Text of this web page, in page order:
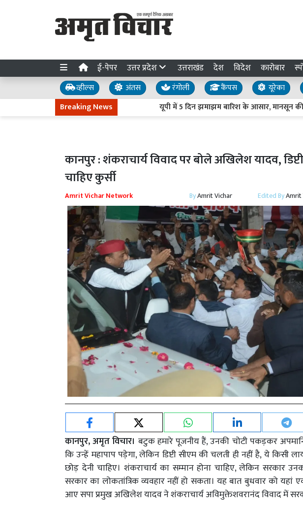
ई-पेपर उत्तर प्रदेश उत्तराखंड देश विदेश कारोबार
व्हील्स अंतस रंगोली कैंपस यूरेका
Breaking News
यूपी में 5 दिन झमाझम बारिश के आसार, मानसून की बढ़ी
कानपुर : शंकराचार्य विवाद पर बोले अखिलेश यादव,
चाहिए कुर्सी
Amrit Vichar Network ByAmrit Vichar Edited ByAmrit
कानपुर, अमृत विचार। बटुक हमारे पूजनीय हैं, उनकी चोटी पकड़कर
कि उन्हें महापाप पड़ेगा, लेकिन डिप्टी सीएम की चलती ही नहीं है, ये किसी
छोड़ देनी चाहिए। शंकराचार्य का सम्मान होना चाहिए, लेकिन सरकार
सरकार का लोकतांत्रिक व्यवहार नहीं हो सकता। यह बात बुधवार को यहां
आए सपा प्रमुख अखिलेश यादव ने शंकराचार्य अविमुक्तेशवरानंद विवाद में